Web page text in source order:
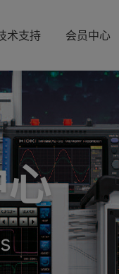
术支持 会员中心